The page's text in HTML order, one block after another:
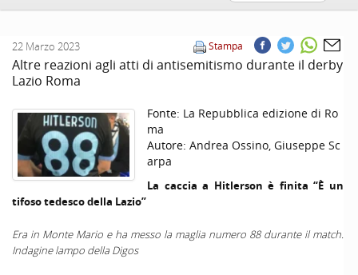
Stampa
22 Marzo 2023
Altre reazioni agli atti di antisemitismo durante il derby
Lazio Roma
Fonte: La Repubblica edizione di Ro
ma
Autore: Andrea Ossino, Giuseppe Sc
arpa
La caccia a Hitlerson è finita “È un
tifoso tedesco della Lazio”
Era in Monte Mario e ha messo la maglia numero 88 durante il match.
Indagine lampo della Digos